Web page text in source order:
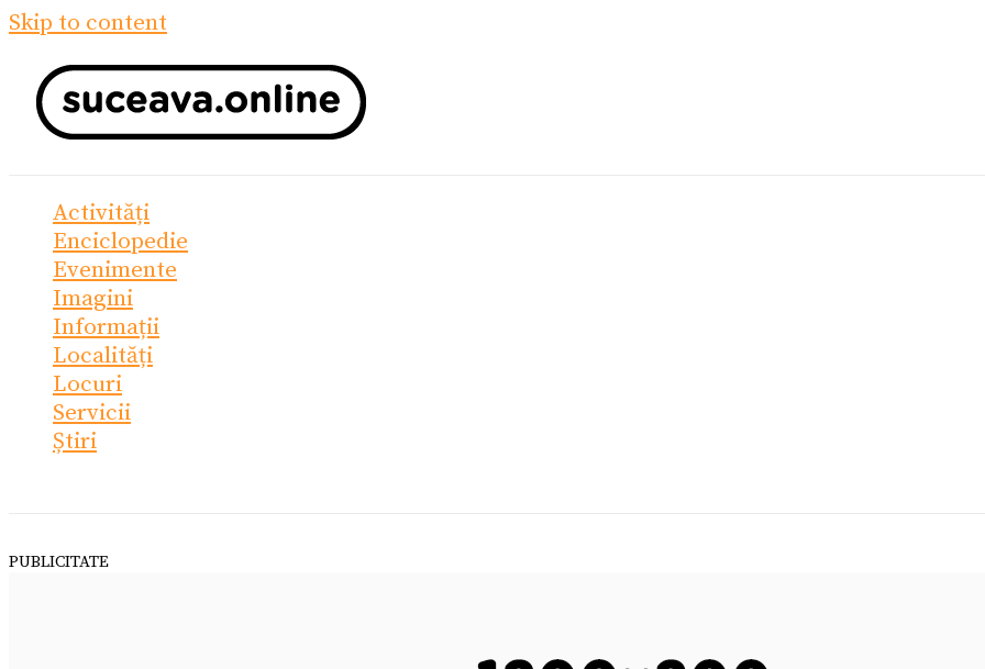
Skip to content
Activități
Enciclopedie
Evenimente
Imagini
Informații
Localități
Locuri
Servicii
Știri
PUBLICITATE